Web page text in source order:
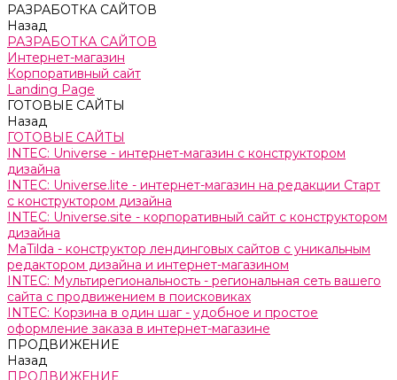
РАЗРАБОТКА САЙТОВ
Назад
РАЗРАБОТКА САЙТОВ
Интернет-магазин
Корпоративный сайт
Landing Page
ГОТОВЫЕ САЙТЫ
Назад
ГОТОВЫЕ САЙТЫ
INTEC: Universe - интернет-магазин с конструктором
дизайна
INTEC: Universe.lite - интернет-магазин на редакции Старт
с конструктором дизайна
INTEC: Universe.site - корпоративный сайт с конструктором
дизайна
MaTilda - конструктор лендинговых сайтов с уникальным
редактором дизайна и интернет-магазином
INTEC: Мультирегиональность - региональная сеть вашего
сайта с продвижением в поисковиках
INTEC: Корзина в один шаг - удобное и простое
оформление заказа в интернет-магазине
ПРОДВИЖЕНИЕ
Назад
ПРОДВИЖЕНИЕ